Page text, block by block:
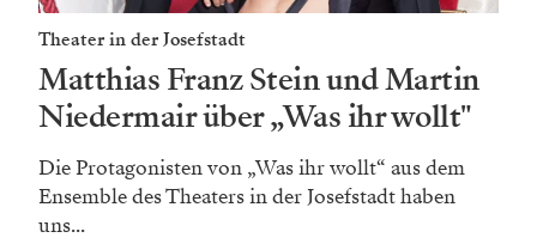
Theater in der Josefstadt
Matthias Franz Stein und Martin
Niedermair über „Was ihr wollt"
Die Protagonisten von „Was ihr wollt“ aus dem
Ensemble des Theaters in der Josefstadt haben
uns...